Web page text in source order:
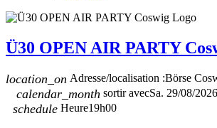
Ü30 OPEN AIR PARTY
location_on Adresse/localisation :Börse
calendar_month sortir avecSa. 29/08/2026
schedule Heure19h00